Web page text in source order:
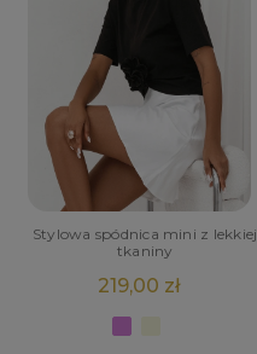
Stylowa spódnica mini z lekkiej
tkaniny
219,00 zł